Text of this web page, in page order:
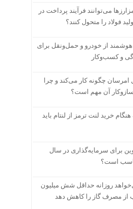
می‌توانند فرآیند پرداخت در
فولاد را متحول کنند؟
هوشمند از خودرو و حمل‌ونقل برای
و کسب‌وکار
امرسان چگونه کار می‌کند و چرا
آن مهم است؟
خرید لنت ترمز از لنتام باید
برای سرمایه‌گذاری در سال
روزانه حداقل شش میلیون
از مصرف گاز را کاهش دهد